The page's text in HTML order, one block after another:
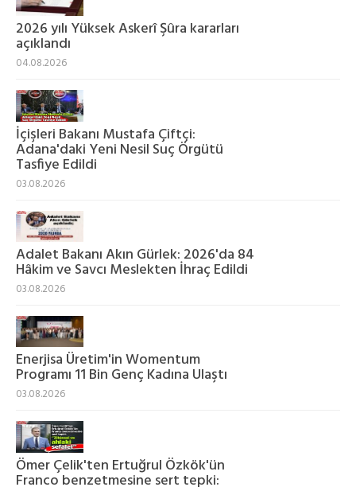
2026 yılı Yüksek Askerî Şûra kararları
açıklandı
04.08.2026
İçişleri Bakanı Mustafa Çiftçi:
Adana'daki Yeni Nesil Suç Örgütü
Tasfiye Edildi
03.08.2026
Adalet Bakanı Akın Gürlek: 2026'da 84
Hâkim ve Savcı Meslekten İhraç Edildi
03.08.2026
Enerjisa Üretim'in Womentum
Programı 11 Bin Genç Kadına Ulaştı
03.08.2026
Ömer Çelik'ten Ertuğrul Özkök'ün
Franco benzetmesine sert tepki: